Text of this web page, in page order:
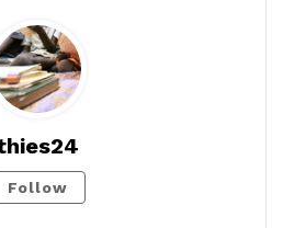
Follow